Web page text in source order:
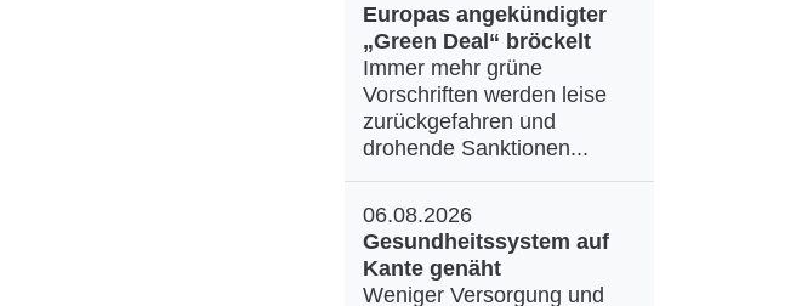
Europas angekündigter
„Green Deal“ bröckelt
Immer mehr grüne
Vorschriften werden leise
zurückgefahren und
drohende Sanktionen...
06.08.2026
Gesundheitssystem auf
Kante genäht
Weniger Versorgung und